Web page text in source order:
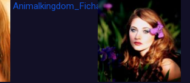
Animalkingdom_FichaCine